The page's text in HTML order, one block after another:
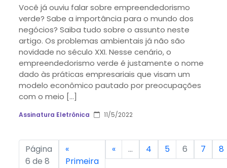
Você já ouviu falar sobre empreendedorismo
verde? Sabe a importância para o mundo dos
negócios? Saiba tudo sobre o assunto neste
artigo. Os problemas ambientais já não são
novidade no século XXI. Nesse cenário, o
empreendedorismo verde é justamente o nome
dado às práticas empresariais que visam um
modelo econômico pautado por preocupações
com o meio […]
Assinatura Eletrônica 11/5/2022
Página
6 de 8
«
Primeira
« ... 4 5 6 7 8